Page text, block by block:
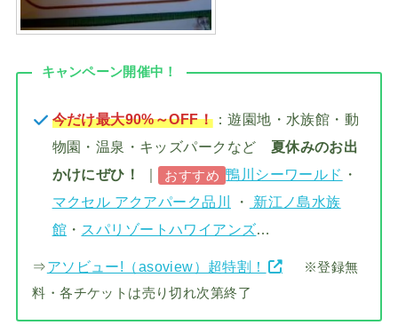
キャンペーン開催中！
今だけ最大90%～OFF！：遊園地・水族館・動
物園・温泉・キッズパークなど 夏休みのお出
かけにぜひ！
おすすめ 鴨川シーワールド ・
マクセル アクアパーク品川
・
新江ノ島水族
館 ・ スパリゾートハワイアンズ…
⇒アソビュー!（asoview）超特割！
※登録無
料・各チケットは売り切れ次第終了